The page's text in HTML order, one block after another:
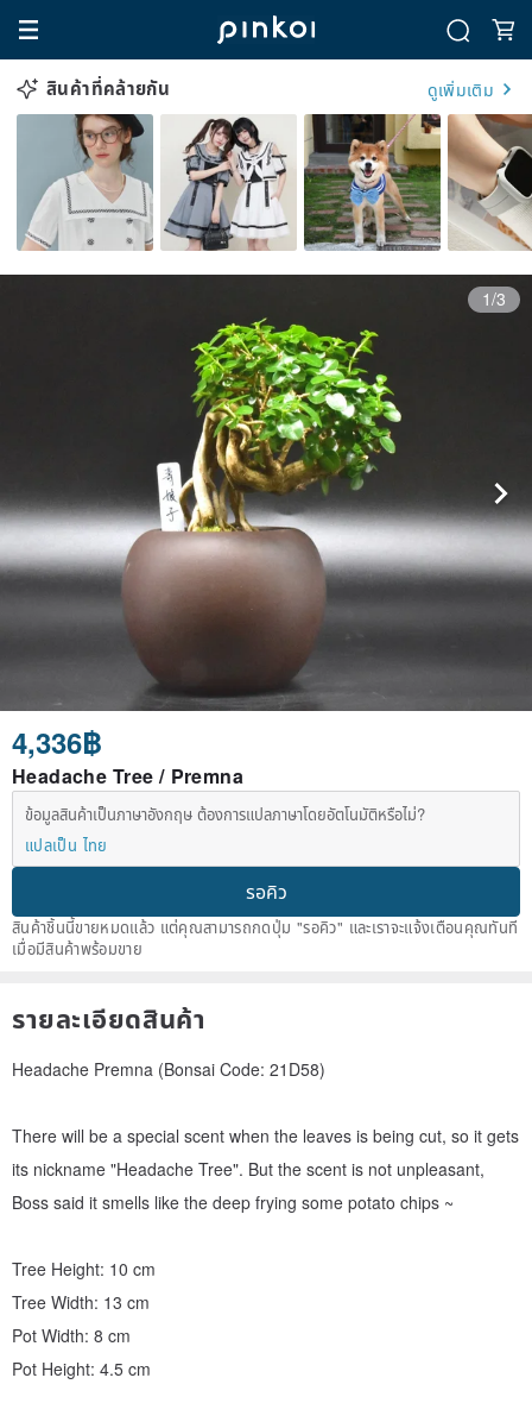
สินค้าที่คล้ายกัน ดูเพิ่มเติม
1/3
4,336฿
Headache Tree / Premna
ข้อมูลสินค้าเป็นภาษาอังกฤษ ต้องการแปลภาษาโดยอัตโนมัติหรือไม่?
แปลเป็น ไทย
รอคิว
สินค้าชิ้นนี้ขายหมดแล้ว แต่คุณสามารถกดปุ่ม "รอคิว" และเราจะแจ้งเตือนคุณทันที
เมื่อมีสินค้าพร้อมขาย
รายละเอียดสินค้า
Headache Premna (Bonsai Code: 21D58)
There will be a special scent when the leaves is being cut, so it gets
its nickname "Headache Tree". But the scent is not unpleasant,
Boss said it smells like the deep frying some potato chips ~
Tree Height: 10 cm
Tree Width: 13 cm
Pot Width: 8 cm
Pot Height: 4.5 cm